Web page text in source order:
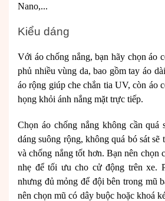
Nano,...
Kiểu dáng
Với áo chống nắng, bạn hãy chọn áo
phủ nhiều vùng da, bao gồm tay áo
áo rộng giúp che chắn tia UV, còn áo
họng khỏi ánh nắng mặt trực tiếp.
Chọn áo chống nắng không cần quá
dáng suông rộng, không quá bó sát sẽ
và chống nắng tốt hơn. Bạn nên chọn
nhẹ để tối ưu cho cử động trên xe.
nhưng đủ mỏng để đội bên trong mũ
nên chọn mũ có dây buộc hoặc khoá